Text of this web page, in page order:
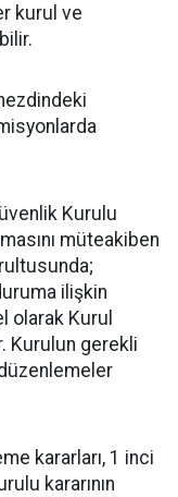
kurul ve
Kurulu
müteakiben
ilişkin
olarak Kurul
Kurulun gerekli
kararları, 1 inci
kararının